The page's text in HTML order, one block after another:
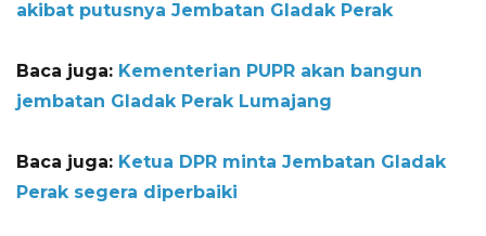
akibat putusnya Jembatan Gladak Perak
Baca juga: Kementerian PUPR akan bangun
jembatan Gladak Perak Lumajang
Baca juga: Ketua DPR minta Jembatan Gladak
Perak segera diperbaiki